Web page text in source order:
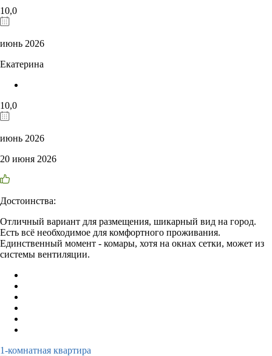
10,0
июнь 2026
Екатерина
10,0
июнь 2026
20 июня 2026
Достоинства:
Отличный вариант для размещения, шикарный вид на город.
Есть всё необходимое для комфортного проживания.
Единственный момент - комары, хотя на окнах сетки, может из
системы вентиляции.
1-комнатная квартира